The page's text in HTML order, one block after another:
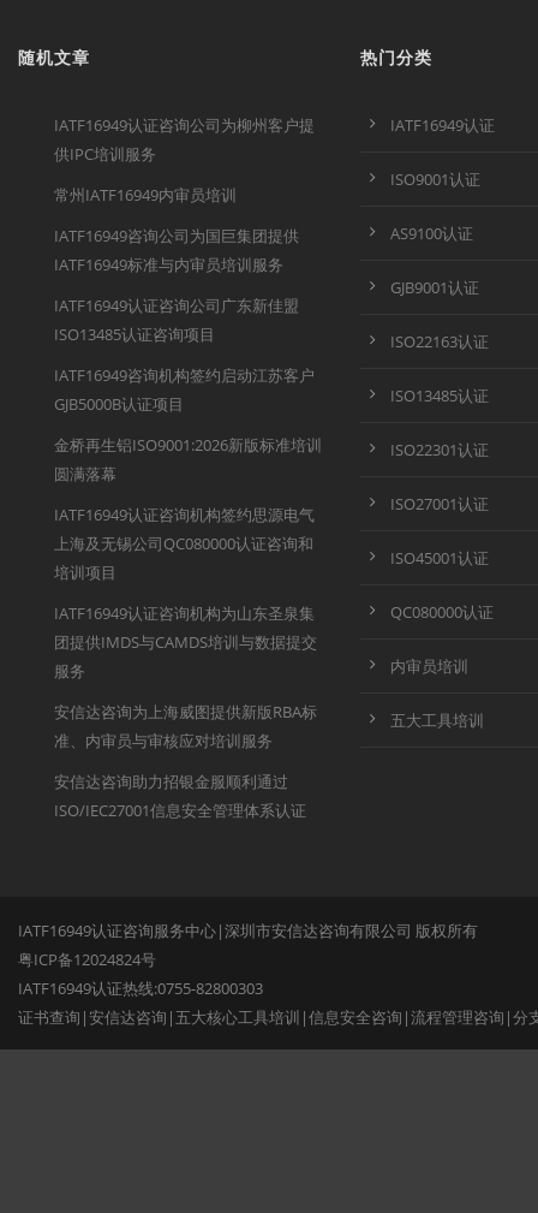
随机文章
IATF16949认证咨询公司为柳州客户提
供IPC培训服务
常州IATF16949内审员培训
IATF16949咨询公司为国巨集团提供
IATF16949标准与内审员培训服务
IATF16949认证咨询公司广东新佳盟
ISO13485认证咨询项目
IATF16949咨询机构签约启动江苏客户
GJB5000B认证项目
金桥再生铝ISO9001:2026新版标准培训
圆满落幕
IATF16949认证咨询机构签约思源电气
上海及无锡公司QC080000认证咨询和
培训项目
IATF16949认证咨询机构为山东圣泉集
团提供IMDS与CAMDS培训与数据提交
服务
安信达咨询为上海威图提供新版RBA标
准、内审员与审核应对培训服务
安信达咨询助力招银金服顺利通过
ISO/IEC27001信息安全管理体系认证
热门分类
IATF16949认证
ISO9001认证
AS9100认证
GJB9001认证
ISO22163认证
ISO13485认证
ISO22301认证
ISO27001认证
ISO45001认证
QC080000认证
内审员培训
五大工具培训
IATF16949认证咨询服务中心|深圳市安信达咨询有限公司 版权所有
粤ICP备12024824号
IATF16949认证热线:0755-82800303
证书查询 |安信达咨询 | 五大核心工具培训 |信息安全咨询 |流程管理咨询 |分